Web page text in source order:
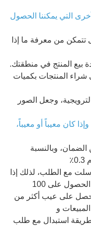
التي يمكننا الحصول
تتمكن من معرفة ما إذا
بيع المنتج في منطقتك.
المنتجات بكميات
وجعل الصور
وإذا كان معيباً أو معيباً،
مع 12-36 شهرا من الضمان، وبالنسبة
أرسلت مع الطلب، لذلك إذا
تحصل على عيب أكثر من
استبدال مع طلب